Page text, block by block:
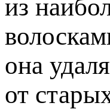
из
она
от